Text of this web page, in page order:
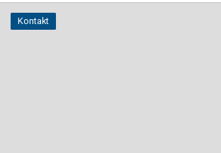
Kontakt